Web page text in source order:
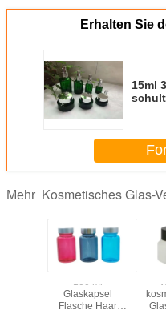
Erhalten Sie
15ml
-
Mehr Kosmetisches Glas-
100 ml
Glaskapsel
Flasche Haar